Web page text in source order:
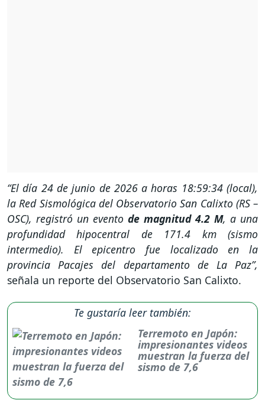
“El día 24 de junio de 2026 a horas 18:59:34 (local),
la Red Sismológica del Observatorio San Calixto (RS –
OSC), registró un evento de magnitud 4.2 M, a una
profundidad hipocentral de 171.4 km (sismo
intermedio). El epicentro fue localizado en la
provincia Pacajes del departamento de La Paz”,
señala un reporte del Observatorio San Calixto.
Te gustaría leer también:
Terremoto en Japón:
impresionantes videos
muestran la fuerza del
sismo de 7,6